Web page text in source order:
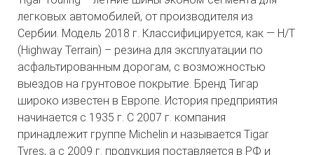
легковых автомобилей, от производителя из
Сербии. Модель 2018 г. Классифицируется, как — H/T
(Highway Terrain) – резина для эксплуатации по
асфальтированным дорогам, с возможностью
выездов на грунтовое покрытие. Бренд Тигар
широко известен в Европе. История предприятия
начинается с 1935 г. С 2007 г. компания
принадлежит группе Michelin и называется Tigar
Tyres, а с 2009 г. продукция поставляется в РФ и